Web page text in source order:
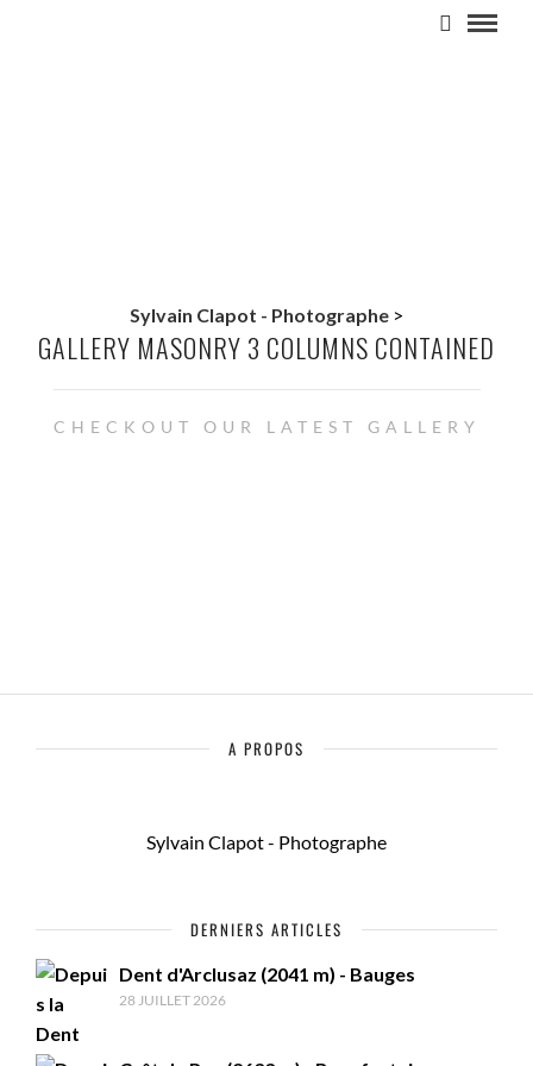
Sylvain Clapot - Photographe >
GALLERY MASONRY 3 COLUMNS CONTAINED
CHECKOUT OUR LATEST GALLERY
A PROPOS
Sylvain Clapot - Photographe
DERNIERS ARTICLES
Dent d'Arclusaz (2041 m) - Bauges
28 JUILLET 2026